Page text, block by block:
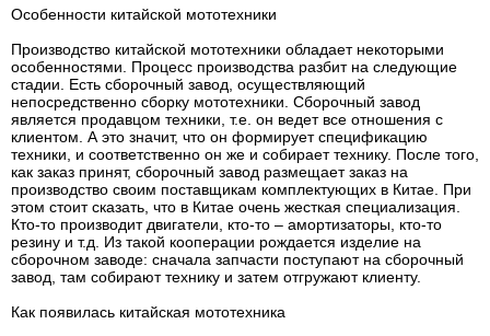
Особенности китайской мототехники
Производство китайской мототехники обладает некоторыми
особенностями. Процесс производства разбит на следующие
стадии. Есть сборочный завод, осуществляющий
непосредственно сборку мототехники. Сборочный завод
является продавцом техники, т.е. он ведет все отношения с
клиентом. А это значит, что он формирует спецификацию
техники, и соответственно он же и собирает технику. После того,
как заказ принят, сборочный завод размещает заказ на
производство своим поставщикам комплектующих в Китае. При
этом стоит сказать, что в Китае очень жесткая специализация.
Кто-то производит двигатели, кто-то – амортизаторы, кто-то
резину и т.д. Из такой кооперации рождается изделие на
сборочном заводе: сначала запчасти поступают на сборочный
завод, там собирают технику и затем отгружают клиенту.
Как появилась китайская мототехника